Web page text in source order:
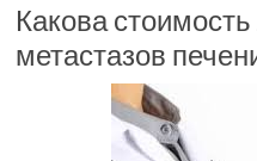
Какова
метастазов